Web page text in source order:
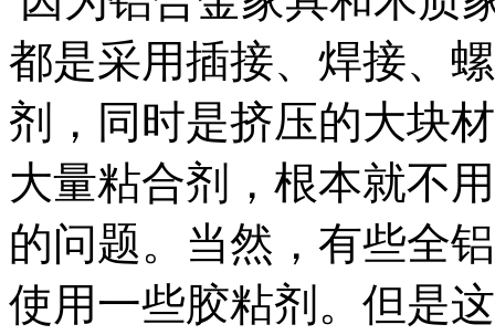
都是采用插接、焊接、
剂，同时是挤压的大块
大量粘合剂，根本就不
的问题。当然，有些全
使用一些胶粘剂。但是